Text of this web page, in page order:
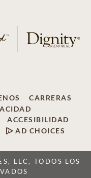
CARRERAS
ACCESIBILIDAD
AD CHOICES
LLC, TODOS LOS